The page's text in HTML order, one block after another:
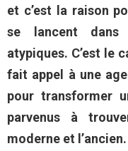
et c’est la raison
se lancent dans
atypiques. C’est le
fait appel à une
pour transformer
parvenus à
moderne et